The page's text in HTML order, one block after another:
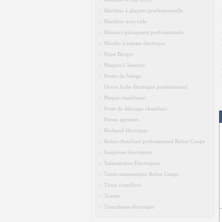
Machine à glaçons professionnelle
Machine sous vide
Mixeurs plongeants professionnels
Moulin à tomate électrique
Passe Burger
Plaques à Snacker
Postes de Salage
Ouvre boîte électrique professionnel
Plaque chauffante
Poste de découpe chauffant
Presse agrumes
Réchaud électrique
Robot chauffant professionnel Robot Coupe
Soupières électriques
Salamandres Electriques
Tamis automatique Robot Coupe
Tiroir chauffant
Toaster
Trancheuse électrique